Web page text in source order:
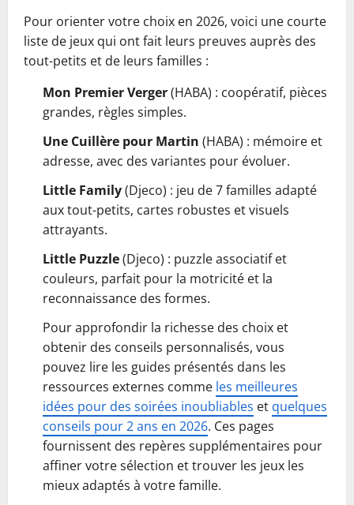
Pour orienter votre choix en 2026, voici une courte
liste de jeux qui ont fait leurs preuves auprès des
tout-petits et de leurs familles :
Mon Premier Verger(HABA) : coopératif, pièces
grandes, règles simples.
Une Cuillère pour Martin (HABA) : mémoire et
adresse, avec des variantes pour évoluer.
Little Family(Djeco) : jeu de 7 familles adapté
aux tout-petits, cartes robustes et visuels
attrayants.
Little Puzzle(Djeco) : puzzle associatif et
couleurs, parfait pour la motricité et la
reconnaissance des formes.
Pour approfondir la richesse des choix et
obtenir des conseils personnalisés, vous
pouvez lire les guides présentés dans les
ressources externes comme les meilleures
idées pour des soirées inoubliables et quelques
conseils pour 2 ans en 2026. Ces pages
fournissent des repères supplémentaires pour
affiner votre sélection et trouver les jeux les
mieux adaptés à votre famille.